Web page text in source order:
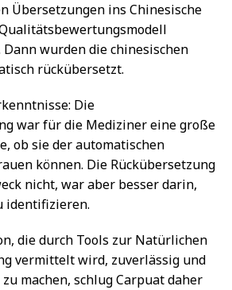
Übersetzungen ins Chinesische
wurden die chinesischen
rückübersetzt.
Die
war für die Mediziner eine große
ob sie der automatischen
können. Die Rückübersetzung
nicht, war aber besser darin,
identifizieren.
die durch Tools zur Natürlichen
vermittelt wird, zuverlässig und
machen, schlug Carpuat daher